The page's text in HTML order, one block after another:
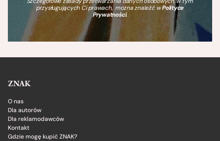
przysługujących Ci prawach, można znaleźć wPolityce
Prywatności.
ZNAK
O nas
Dla autorów
Dla reklamodawców
Kontakt
Gdzie mogę kupić ZNAK?